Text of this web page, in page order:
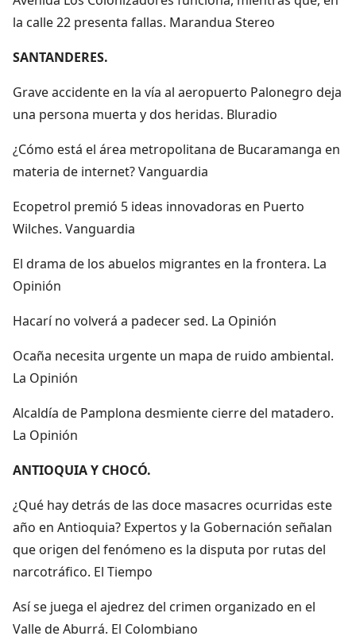
la calle 22 presenta fallas. Marandua Stereo
SANTANDERES.
Grave accidente en la vía al aeropuerto Palonegro deja
una persona muerta y dos heridas. Bluradio
¿Cómo está el área metropolitana de Bucaramanga en
materia de internet? Vanguardia
Ecopetrol premió 5 ideas innovadoras en Puerto
Wilches. Vanguardia
El drama de los abuelos migrantes en la frontera. La
Opinión
Hacarí no volverá a padecer sed. La Opinión
Ocaña necesita urgente un mapa de ruido ambiental.
La Opinión
Alcaldía de Pamplona desmiente cierre del matadero.
La Opinión
ANTIOQUIA Y CHOCÓ.
¿Qué hay detrás de las doce masacres ocurridas este
año en Antioquia? Expertos y la Gobernación señalan
que origen del fenómeno es la disputa por rutas del
narcotráfico. El Tiempo
Así se juega el ajedrez del crimen organizado en el
Valle de Aburrá. El Colombiano